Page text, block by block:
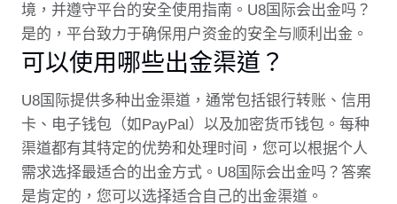
境，并遵守平台的安全使用指南。U8国际会出金吗？
是的，平台致力于确保用户资金的安全与顺利出金。
可以使用哪些出金渠道？
U8国际提供多种出金渠道，通常包括银行转账、信用
卡、电子钱包（如PayPal）以及加密货币钱包。每种
渠道都有其特定的优势和处理时间，您可以根据个人
需求选择最适合的出金方式。U8国际会出金吗？答案
是肯定的，您可以选择适合自己的出金渠道。